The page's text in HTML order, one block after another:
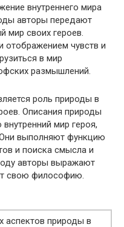
внутреннего мира
авторы передают
мир своих героев.
отображением чувств и
в мир
размышлений.
роль природы в
Описания природы
мир героя,
выполняют функцию
и поиска смысла и
авторы выражают
свою философию.
аспектов природы в